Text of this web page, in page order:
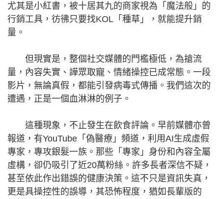
尤其是小紅書，被十居其九的商家視為「魔法般」的
行銷工具，彷彿只要找KOL「種草」，就能提升銷
量。
但現實是，整個社交媒體的門檻極低，為搶流
量，內容失實、譁眾取寵、情緒操控已成常態。一段
影片，無論真假，都能引發病毒式傳播。我們這次的
遭遇，正是一個血淋淋的例子。
這種現象，不止發生在飲食評論。早前媒體亦曾
報道，有YouTube「偽醫療」頻道，利用AI生成虛假
專家，專攻銀髮一族。那些「專家」身份和內容全屬
虛構，卻仍吸引了近20萬粉絲。許多長者深信不疑，
甚至依此作出錯誤的健康決策。這不只是資訊失真，
更是具操控性的誤導，其恐怖程度，猶如長輩版的